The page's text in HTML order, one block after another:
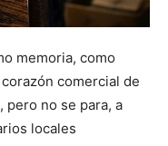
memoria, como
comercial de
pero no se para, a
locales